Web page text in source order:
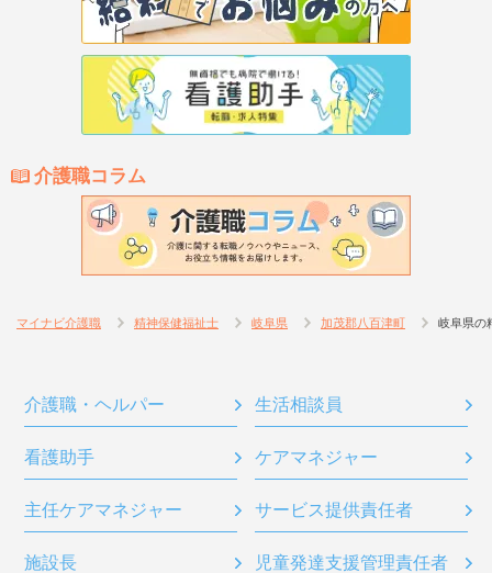
介護職コラム
マイナビ介護職 精神保健福祉士 岐阜県 加茂郡八百津町 岐阜県の
介護職・ヘルパー 生活相談員
看護助手 ケアマネジャー
主任ケアマネジャー サービス提供責任者
施設長 児童発達支援管理責任者